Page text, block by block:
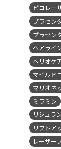
ピコレー
プラセン
プラセン
ヘアライ
ヘリオケ
マイルド
マリオネ
ミラミン
リジュラン
リフトア
レーザー